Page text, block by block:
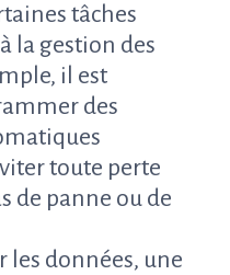
tâches
la gestion des
il est
des
toute perte
de panne ou de
les données, une